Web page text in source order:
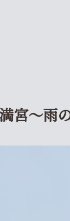
宮～雨